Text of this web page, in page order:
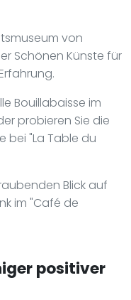
von
Schönen Künste für
Bouillabaisse im
probieren Sie die
bei "La Table du
Blick auf
im "Café de
positiver